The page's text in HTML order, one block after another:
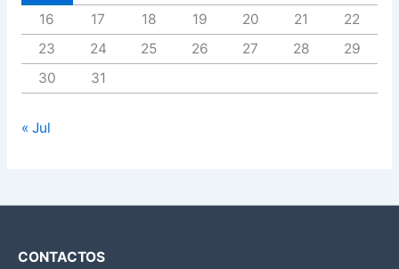
16
17 18 19 20 21
22
23
24 25 26 27 28
29
30
31
« Jul
CONTACTOS